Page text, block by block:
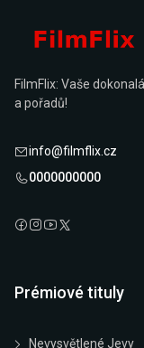
FilmFlix: Vaše
a pořadů!
info@filmflix.cz
0000000000
Prémiové tituly
Nevysvětlené Jevy